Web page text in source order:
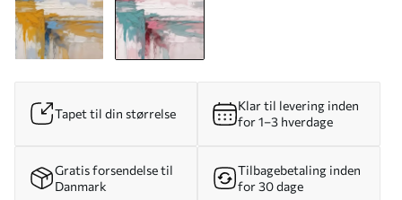
Tapet til din størrelse
Klar til levering inden
for 1–3 hverdage
Gratis forsendelse til
Danmark
Tilbagebetaling inden
for 30 dage